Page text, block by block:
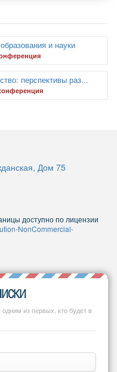
и науки
перспективы раз...
Дом 75
доступно по лицензии
NonCommercial-
из первых, кто будет в